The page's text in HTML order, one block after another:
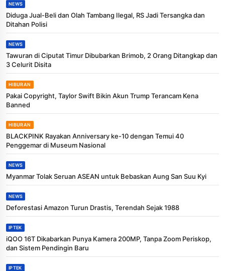
NEWS
Diduga Jual-Beli dan Olah Tambang Ilegal, RS Jadi Tersangka dan
Ditahan Polisi
NEWS
Tawuran di Ciputat Timur Dibubarkan Brimob, 2 Orang Ditangkap dan
3 Celurit Disita
HIBURAN
Pakai Copyright, Taylor Swift Bikin Akun Trump Terancam Kena
Banned
HIBURAN
BLACKPINK Rayakan Anniversary ke-10 dengan Temui 40
Penggemar di Museum Nasional
NEWS
Myanmar Tolak Seruan ASEAN untuk Bebaskan Aung San Suu Kyi
NEWS
Deforestasi Amazon Turun Drastis, Terendah Sejak 1988
IPTEK
iQOO 16T Dikabarkan Punya Kamera 200MP, Tanpa Zoom Periskop,
dan Sistem Pendingin Baru
IPTEK